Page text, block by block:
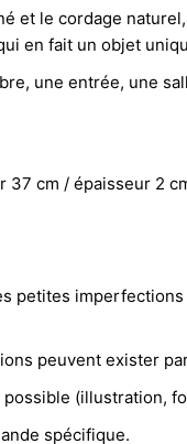
et le cordage
en fait un objet
une entrée, une
37 cm / épaisseur 2
petites
peuvent exister
(illustration,
spécifique.